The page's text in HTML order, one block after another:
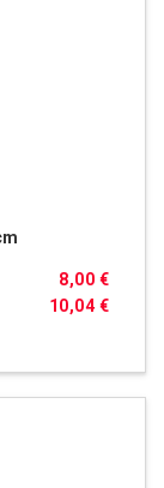
10,04 €
8,00 €